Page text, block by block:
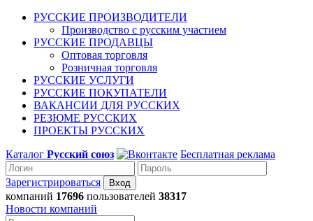
РУССКИЕ ПРОИЗВОДИТЕЛИ
Производство с русским участием
РУССКИЕ ПРОДАВЦЫ
Оптовая торговля
Розничная торговля
РУССКИЕ УСЛУГИ
РУССКИЕ ПОКУПАТЕЛИ
ВАКАНСИИ ДЛЯ РУССКИХ
РЕЗЮМЕ РУССКИХ
ПРОЕКТЫ РУССКИХ
Каталог Русский союз Бесплатная реклама
Зарегистрироваться
компаний 17696 пользователей 38317
Новости компаний